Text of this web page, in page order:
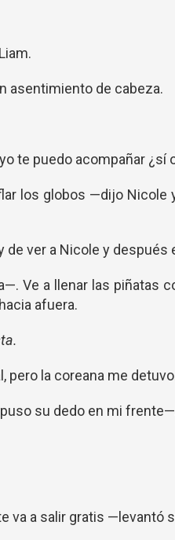
asentimiento de cabeza.
te puedo acompañar ¿sí
los globos —dijo Nicole
de ver a Nicole y
Ve a llenar las piñatas
afuera.
pero la coreana me
su dedo en mi
va a salir gratis —levantó